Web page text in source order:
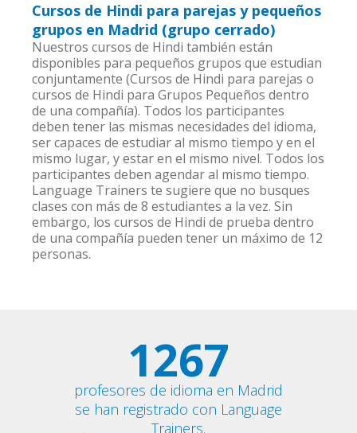
Cursos de Hindi para parejas y pequeños
grupos en Madrid (grupo cerrado)
Nuestros cursos de Hindi también están
disponibles para pequeños grupos que estudian
conjuntamente (Cursos de Hindi para parejas o
cursos de Hindi para Grupos Pequeños dentro
de una compañía). Todos los participantes
deben tener las mismas necesidades del idioma,
ser capaces de estudiar al mismo tiempo y en el
mismo lugar, y estar en el mismo nivel. Todos los
participantes deben agendar al mismo tiempo.
Language Trainers te sugiere que no busques
clases con más de 8 estudiantes a la vez. Sin
embargo, los cursos de Hindi de prueba dentro
de una compañía pueden tener un máximo de 12
personas.
1267
profesores de idioma en Madrid
se han registrado con Language
Trainers.